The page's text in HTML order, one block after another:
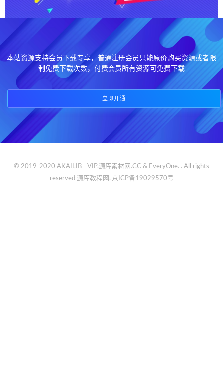
本站资源支持会员下载专享，普通注册会员只能原价购买资源或者限
制免费下载次数，付费会员所有资源可免费下载
立即开通
© 2019-2020 AKAILIB - VIP.源库素材网.CC & EveryOne. . All rights
reserved 源库教程网. 京ICP备19029570号